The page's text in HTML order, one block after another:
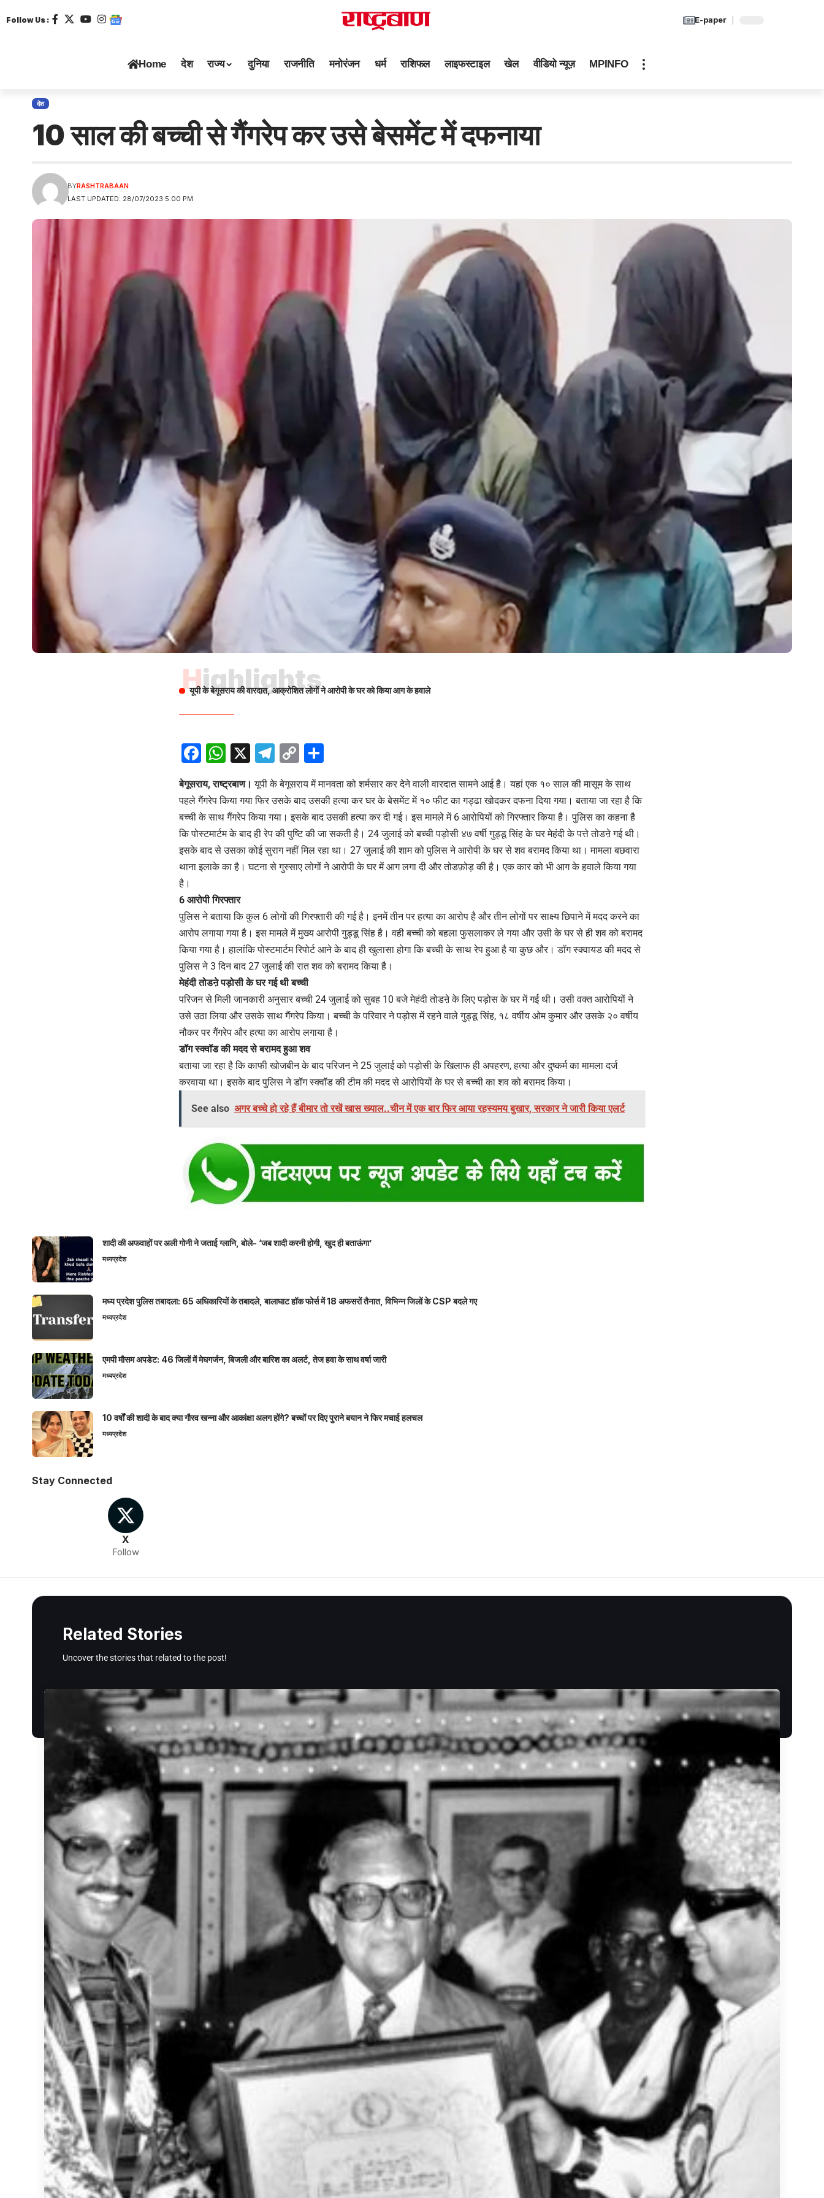
Follow Us : E-paper
Home देश राज्य दुनिया राजनीति मनोरंजन धर्म राशिफल लाइफस्टाइल खेल वीडियो न्यूज़ MPINFO
देश
10 साल की बच्ची से गैंगरेप कर उसे बेसमेंट में दफनाया
LAST UPDATED: 28/07/2023 5:00 PM
BYRASHTRABAAN
Highlights
यूपी के बेगूसराय की वारदात, आक्रोशित लोगों ने आरोपी के घर को किया आग के हवाले
Facebook
WhatsApp
X Telegram
Copy
Link
बेगूसराय, राष्ट्रबाण।यूपी के बेगूसराय में मानवता को शर्मसार कर देने वाली वारदात सामने आई है। यहां एक १० साल की मासूम के साथ
पहले गैंगरेप किया गया फिर उसके बाद उसकी हत्या कर घर के बेसमेंट में १० फीट का गड्ढा खोदकर दफना दिया गया। बताया जा रहा है कि
बच्ची के साथ गैंगरेप किया गया। इसके बाद उसकी हत्या कर दी गई। इस मामले में 6 आरोपियों को गिरफ्तार किया है। पुलिस का कहना है
कि पोस्टमार्टम के बाद ही रेप की पुष्टि की जा सकती है। 24 जुलाई को बच्ची पड़ोसी ४७ वर्षी गुड्डू सिंह के घर मेहंदी के पत्ते तोडऩे गई थी।
इसके बाद से उसका कोई सुराग नहीं मिल रहा था। 27 जुलाई की शाम को पुलिस ने आरोपी के घर से शव बरामद किया था। मामला बछवारा
थाना इलाके का है। घटना से गुस्साए लोगों ने आरोपी के घर में आग लगा दी और तोडफ़ोड़ की है। एक कार को भी आग के हवाले किया गया
है।
6 आरोपी गिरफ्तार
पुलिस ने बताया कि कुल 6 लोगों की गिरफ्तारी की गई है। इनमें तीन पर हत्या का आरोप है और तीन लोगों पर साक्ष्य छिपाने में मदद करने का
आरोप लगाया गया है। इस मामले में मुख्य आरोपी गुड्डू सिंह है। वही बच्ची को बहला फुसलाकर ले गया और उसी के घर से ही शव को बरामद
किया गया है। हालांकि पोस्टमार्टम रिपोर्ट आने के बाद ही खुलासा होगा कि बच्ची के साथ रेप हुआ है या कुछ और। डॉग स्क्वायड की मदद से
पुलिस ने 3 दिन बाद 27 जुलाई की रात शव को बरामद किया है।
मेहंदी तोडऩे पड़ोसी के घर गई थी बच्ची
परिजन से मिली जानकारी अनुसार बच्ची 24 जुलाई को सुबह 10 बजे मेहंदी तोडऩे के लिए पड़ोस के घर में गई थी। उसी वक्त आरोपियों ने
उसे उठा लिया और उसके साथ गैंगरेप किया। बच्ची के परिवार ने पड़ोस में रहने वाले गुड्डू सिंह, १८ वर्षीय ओम कुमार और उसके २० वर्षीय
नौकर पर गैंगरेप और हत्या का आरोप लगाया है।
डॉग स्क्वॉड की मदद से बरामद हुआ शव
बताया जा रहा है कि काफी खोजबीन के बाद परिजन ने 25 जुलाई को पड़ोसी के खिलाफ ही अपहरण, हत्या और दुष्कर्म का मामला दर्ज
करवाया था। इसके बाद पुलिस ने डॉग स्क्वॉड की टीम की मदद से आरोपियों के घर से बच्ची का शव को बरामद किया।
See also अगर बच्चे हो रहे हैं बीमार तो रखें खास ख्याल..चीन में एक बार फिर आया रहस्यमय बुखार, सरकार ने जारी किया एलर्ट
शादी की अफवाहों पर अली गोनी ने जताई ग्लानि, बोले- ‘जब शादी करनी होगी, खुद ही बताऊंगा’
मध्यप्रदेश
मध्य प्रदेश पुलिस तबादला: 65 अधिकारियों के तबादले, बालाघाट हॉक फोर्स में 18 अफसरों तैनात, विभिन्न जिलों के CSP बदले गए
मध्यप्रदेश
एमपी मौसम अपडेट: 46 जिलों में मेघगर्जन, बिजली और बारिश का अलर्ट, तेज हवा के साथ वर्षा जारी
मध्यप्रदेश
10 वर्षों की शादी के बाद क्या गौरव खन्ना और आकांक्षा अलग होंगे? बच्चों पर दिए पुराने बयान ने फिर मचाई हलचल
मध्यप्रदेश
Stay Connected
X
Follow
Related Stories
Uncover the stories that related to the post!